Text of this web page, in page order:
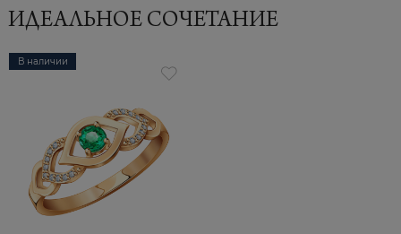
ИДЕАЛЬНОЕ СОЧЕТАНИЕ
В наличии